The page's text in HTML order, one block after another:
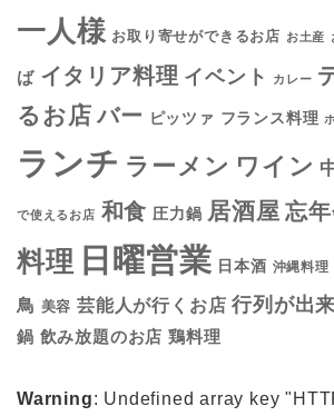
一人様 お取り寄せができるお店 お土産
ば イタリア料理 イベント カレー
るお店 バー ピッツァ フランス料理
ランチ ラーメン ワイン
で使えるお店 和食 圧力鍋 居酒屋 忘
料理 日曜営業 日本酒 沖縄料理
鳥 美容 芸能人が行くお店 行列が出
鍋 飲み放題のお店 鶏料理
Warning: Undefined array key